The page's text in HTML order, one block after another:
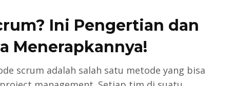
Ini Pengertian dan
Menerapkannya!
scrum adalah salah satu metode yang bisa